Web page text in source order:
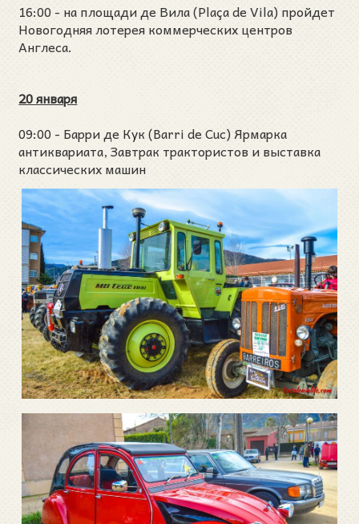
16:00 - на площади де Вила (Plaça de Vila) пройдет
Новогодняя лотерея коммерческих центров
Англеса.
20 января
09:00 - Барри де Кук (Barri de Cuc) Ярмарка
антиквариата, Завтрак трактористов и выставка
классических машин